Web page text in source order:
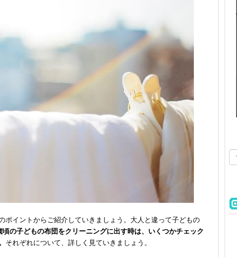
ポイントからご紹介していきましょう。大人と違って子どもの
頃の子どもの布団をクリーニングに出す時は、いくつかチェック
それぞれについて、詳しく見ていきましょう。